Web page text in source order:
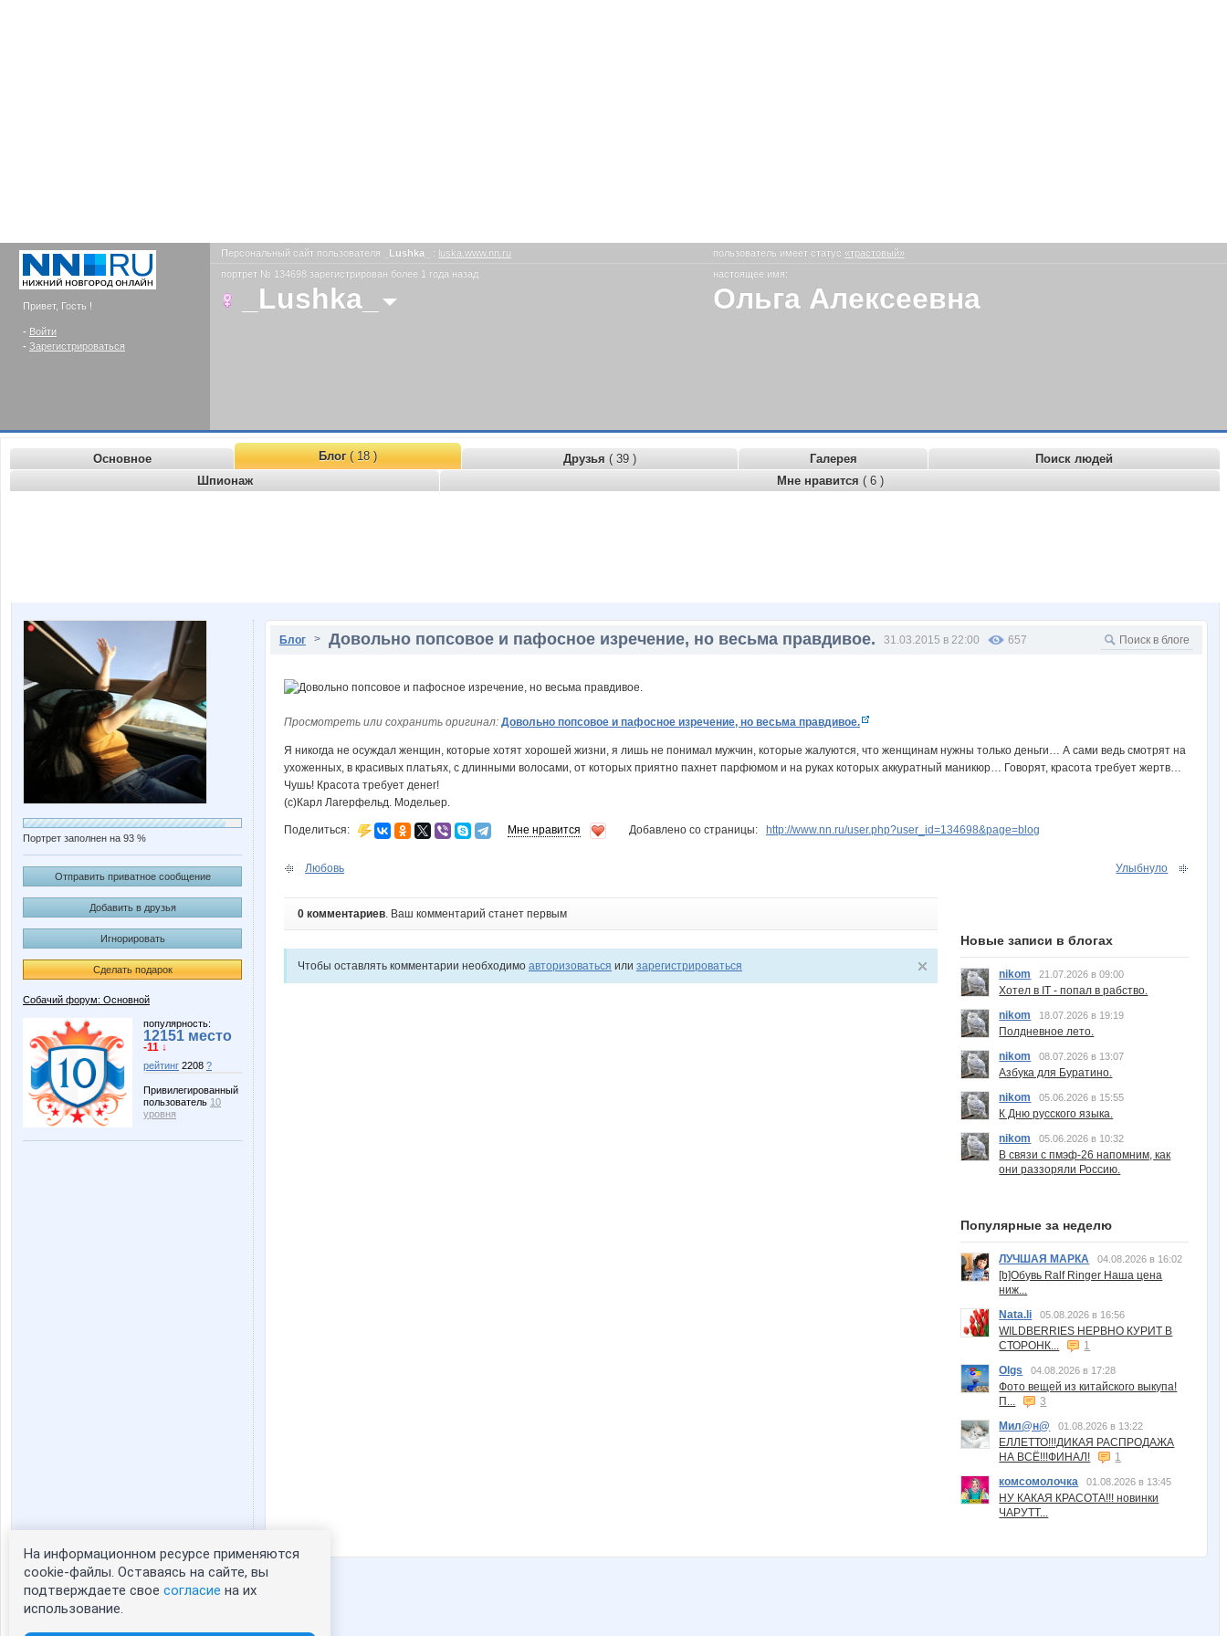
Привет, Гость !
- Войти
- Зарегистрироваться
Персональный сайт пользователя _Lushka_ : luska.www.nn.ru пользователь имеет статус «трастовый»
портрет № 134698 зарегистрирован более 1 года назад
_Lushka_
настоящее имя:
Ольга Алексеевна
Основное Блог( 18 ) Друзья ( 39 ) Галерея
Поиск людей
Шпионаж
Мне нравится ( 6 )
Портрет заполнен на 93 %
Отправить приватное сообщение
Добавить в друзья
Игнорировать
Сделать подарок
Собачий форум: Основной
популярность:
12151 место
-11 ↓
рейтинг 2208 ?
Привилегированный
пользователь 10
уровня
Статистика портрета:
сейчас просматривают портрет - 0
зарегистрированные пользователи
Блог > Довольно попсовое и пафосное изречение, но весьма правдивое. 31.03.2015 в 22:00 657
Просмотреть или сохранить оригинал: Довольно попсовое и пафосное изречение, но весьма правдивое.
Я никогда не осуждал женщин, которые хотят хорошей жизни, я лишь не понимал мужчин, которые жалуются, что женщинам нужны только деньги… А сами ведь смотрят на
ухоженных, в красивых платьях, с длинными волосами, от которых приятно пахнет парфюмом и на руках которых аккуратный маникюр… Говорят, красота требует жертв…
Чушь! Красота требует денег!
(с)Карл Лагерфельд. Модельер.
Поделиться: Мне нравится Добавлено со страницы: http://www.nn.ru/user.php?user_id=134698&page=blog
Любовь Улыбнуло
0 комментариев. Ваш комментарий станет первым
Чтобы оставлять комментарии необходимо авторизоваться или зарегистрироваться
Новые записи в блогах
nikom 21.07.2026 в 09:00
Хотел в IT - попал в рабство.
nikom
18.07.2026 в 19:19
Полдневное лето.
nikom
08.07.2026 в 13:07
Азбука для Буратино.
nikom
05.06.2026 в 15:55
К Дню русского языка.
nikom
05.06.2026 в 10:32
В связи с пмэф-26 напомним, как
они раззоряли Россию.
Популярные за неделю
ЛУЧШАЯ МАРКА 04.08.2026 в 16:02
[b]Обувь Ralf Ringer Наша цена
ниж...
Nata.li
05.08.2026 в 16:56
WILDBERRIES НЕРВНО КУРИТ В
СТОРОНК...
1
Olgs
04.08.2026 в 17:28
Фото вещей из китайского выкупа!
П...
3
Мил@н@
01.08.2026 в 13:22
ЕЛЛЕТТО!!!ДИКАЯ РАСПРОДАЖА
НА ВСЁ!!!ФИНАЛ!
1
комсомолочка
01.08.2026 в 13:45
НУ КАКАЯ КРАСОТА!!! новинки
ЧАРУТТ...
На информационном ресурсе применяются
cookie-файлы. Оставаясь на сайте, вы
подтверждаете свое согласие на их
использование.